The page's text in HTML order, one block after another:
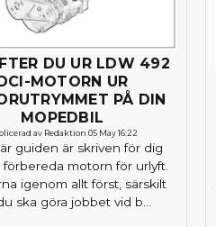
DU UR LDW 492
MOTORN UR
PÅ DIN
MOPEDBIL
av Redaktion 05 May 16:22
guiden är skriven för dig
förbereda motorn för urlyft.
igenom allt först, särskilt
ska göra jobbet vid b...